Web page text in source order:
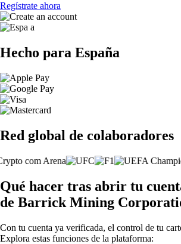
Regístrate ahora
Hecho para España
Red global de colaboradores
Qué hacer tras abrir tu
de Barrick Mining
Con tu cuenta ya verificada, el control de tu
Explora estas funciones de la plataforma: